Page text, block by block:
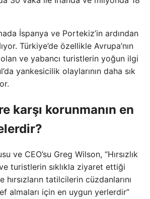
İspanya ve Portekiz’in ardından
Türkiye’de özellikle Avrupa’nın
ve yabancı turistlerin yoğun ilgi
yankesicilik olaylarının daha sık
karşı korunmanın en
ve CEO’su Greg Wilson, “Hırsızlık
turistlerin sıklıkla ziyaret ettiği
tatilcilerin cüzdanlarını
almaları için en uygun yerlerdir”